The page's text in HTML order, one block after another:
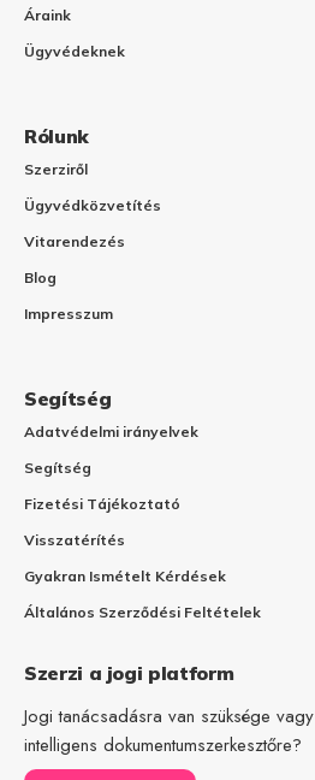
Áraink
Ügyvédeknek
Rólunk
Szerziről
Ügyvédközvetítés
Vitarendezés
Blog
Impresszum
Segítség
Adatvédelmi irányelvek
Segítség
Fizetési Tájékoztató
Visszatérítés
Gyakran Ismételt Kérdések
Általános Szerződési Feltételek
Szerzi a jogi platform
Jogi tanácsadásra van szüksége vagy
intelligens dokumentumszerkesztőre?